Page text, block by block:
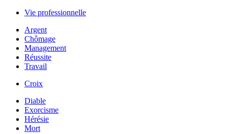
Vie professionnelle
Argent
Chômage
Management
Réussite
Travail
Croix
Diable
Exorcisme
Hérésie
Mort